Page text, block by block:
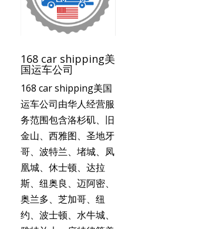
168 car shipping美
国运车公司
168 car shipping美国
运车公司由华人经营服
务范围包含洛杉矶、旧
金山、西雅图、圣地牙
哥、波特兰、堵城、凤
凰城、休士顿、达拉
斯、纽奥良、迈阿密、
奥兰多、芝加哥、纽
约、波士顿、水牛城、